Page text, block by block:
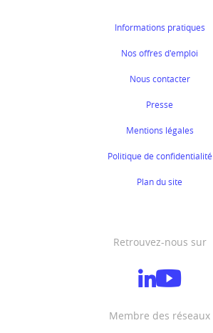
Informations pratiques
Nos offres d'emploi
Nous contacter
Presse
Mentions légales
Politique de confidentialité
Plan du site
Retrouvez-nous sur
Membre des réseaux